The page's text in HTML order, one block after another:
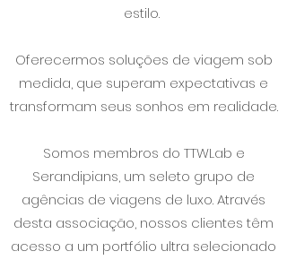
estilo.
Oferecermos soluções de viagem sob
medida, que superam expectativas e
transformam seus sonhos em realidade.
Somos membros do TTWLab e
Serandipians, um seleto grupo de
agências de viagens de luxo. Através
desta associação, nossos clientes têm
acesso a um portfólio ultra selecionado